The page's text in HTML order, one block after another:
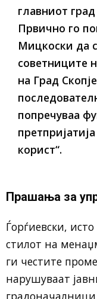
главниот
Првично го
Мицкоски да
советниците
на Град
попречуваа
корист“.
Прашања за
Ѓорѓиевски,
стилот на
ги честите
нарушуваат
градоначалници